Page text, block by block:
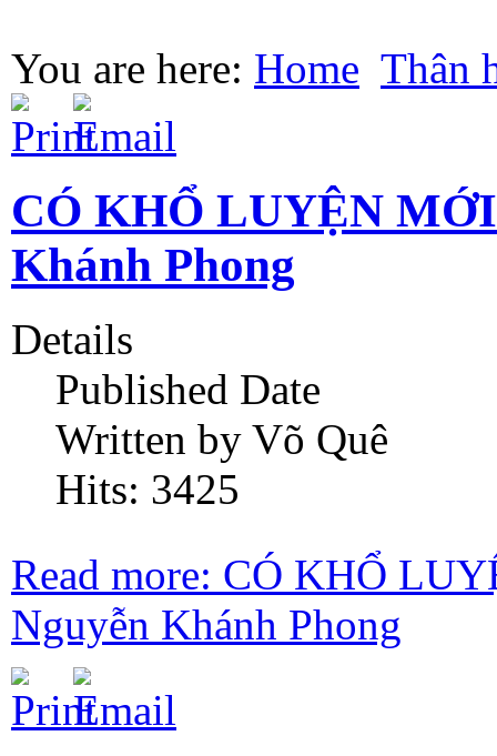
You are here: Home Thân
CÓ KHỔ LUYỆN
Khánh Phong
Details
Published Date
Written by Võ Quê
Hits: 3425
Read more: CÓ KHỔ
Nguyễn Khánh Phong